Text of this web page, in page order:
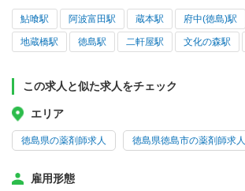
鮎喰駅 阿波富田駅 蔵本駅 府中(徳島)駅
地蔵橋駅 徳島駅 二軒屋駅 文化の森駅
この求人と似た求人をチェック
エリア
徳島県の薬剤師求人 徳島県徳島市の薬剤師求人
雇用形態